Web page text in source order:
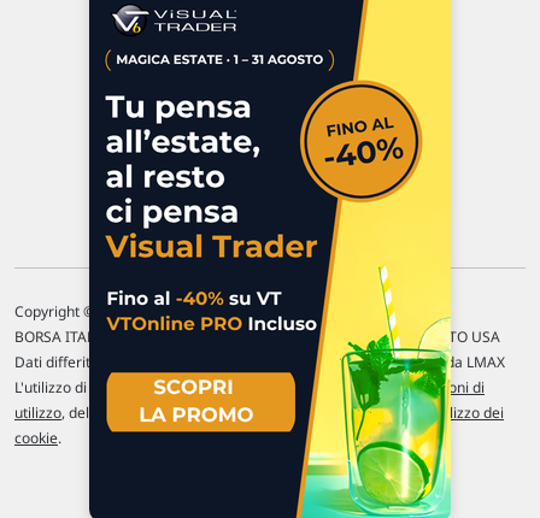
P.IVA 02 452 460 401
Commenti e segnalazioni
Contattaci
Copyright © 1996-2026 Traderlink Italia s.r.l.
BORSA ITALIANA Quotazioni di borsa differite di 15 min. / MERCATO USA
Dati differiti di 15 min. (fonte Intrinio) / FOREX Quotazioni fornite da LMAX
L'utilizzo di questo sito implica l'accettazione delle nostre Condizioni di
utilizzo, del Disclaimer MAR, dellePolitiche sulla privacye dell' Utilizzo dei
cookie.